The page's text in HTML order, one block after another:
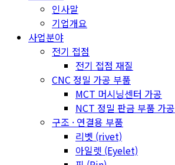
인사말
기업개요
사업분야
전기 접점
전기 접점 재질
CNC 정밀 가공 부품
MCT 머시닝센터 가공
NCT 정밀 판금 부품 가공
구조 · 연결용 부품
리벳 (rivet)
아일렛 (Eyelet)